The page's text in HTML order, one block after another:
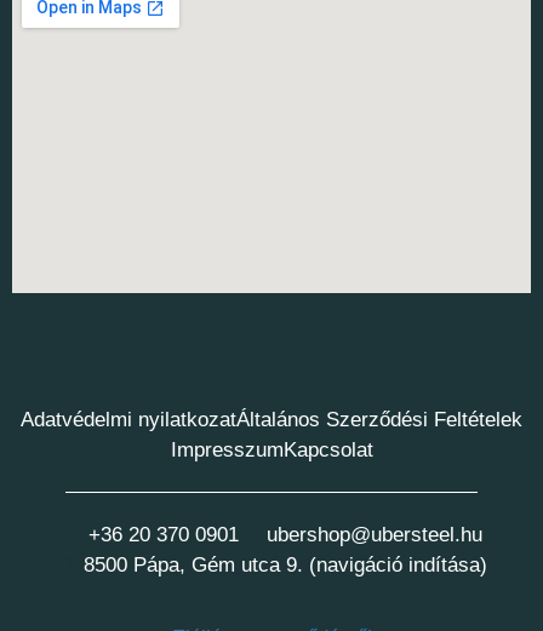
Adatvédelmi nyilatkozatÁltalános Szerződési Feltételek
Impresszum Kapcsolat
+36 20 370 0901
ubershop@ubersteel.hu
8500 Pápa, Gém utca 9. (navigáció indítása)